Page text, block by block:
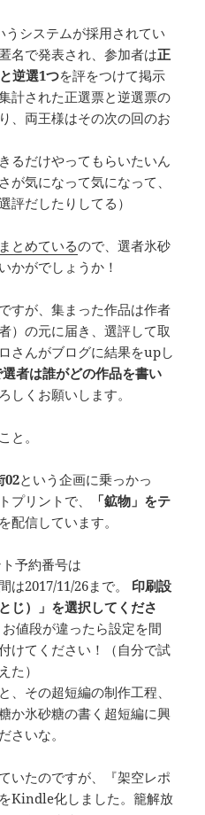
うシステムが採用されてい
名で発表され、参加者は正
逆選1つを評をつけて掲示
計された正選票と逆選票の
、両王様はその次の回のお
るだけやってもらいたいん
が気になって気になって、
評だしたりしてる）
とめているので、選者氷砂
かがでしょうか！
すが、集まった作品は作者
）の元に届き、選評して取
さんがブログに結果をupし
者は誰がどの作品を書い
しくお願いします。
と。
02という企画に乗っかっ
プリントで、
「鉱物」をテ
を配信しています。
予約番号は
は2017/11/26まで。 印刷設
じ）」を選択してくださ
値段が違ったら設定を間
けてください！（自分で試
た）
、その超短編の制作工程、
か氷砂糖の書く超短編に興
さいな。
いたのですが、『架空レポ
Kindle化しました。籠解放